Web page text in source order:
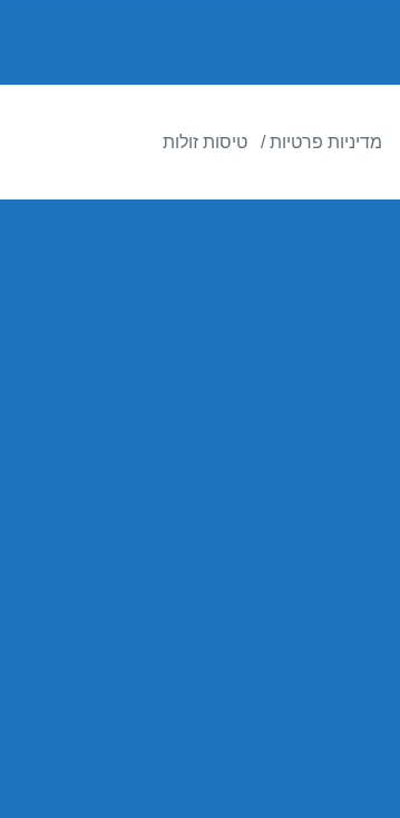
מדיניות פרטיות טיסות זולות